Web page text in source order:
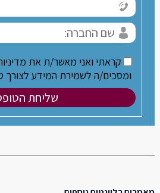
קראתי ואני מאשר/ת את
ומסכים/ה לשמירת המידע לצורך